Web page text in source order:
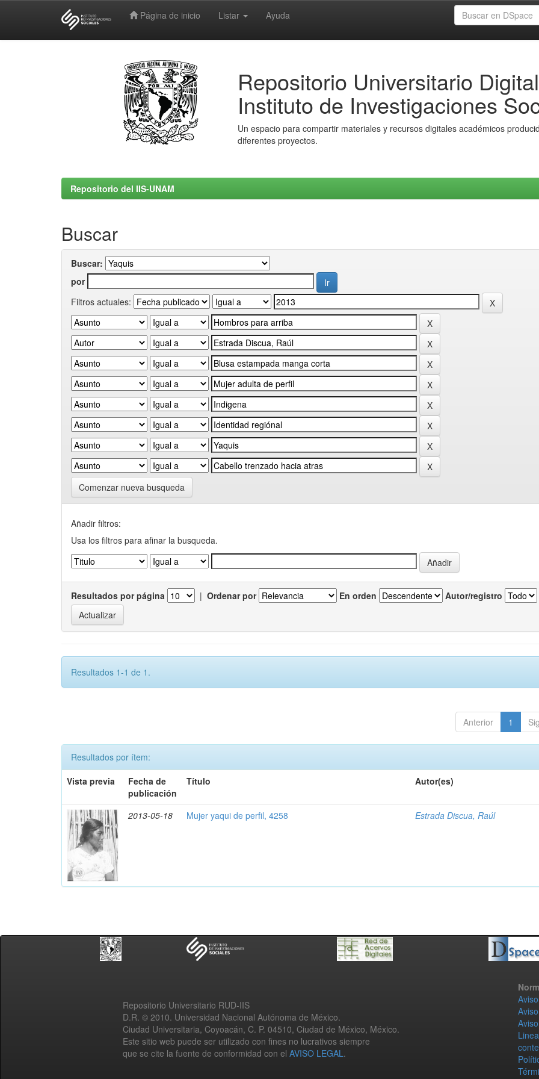
Página de inicio Listar Ayuda
Repositorio Universitario Digital
Instituto de Investigaciones
Un espacio para compartir materiales y recursos digitales académicos
diferentes proyectos.
Repositorio del IIS-UNAM
Buscar
Buscar:
por
Filtros actuales:
Comenzar nueva busqueda
Añadir filtros:
Usa los filtros para afinar la busqueda.
Resultados por página | Ordenar por En orden Autor/registro
Resultados 1-1 de 1.
Anterior 1
Resultados por ítem:
Vista previa
Fecha de
publicación
Título Autor(es)
2013-05-18 Mujer yaqui de perfil, 4258 Estrada Discua, Raúl
Repositorio Universitario RUD-IIS
D.R. © 2010. Universidad Nacional Autónoma de México.
Ciudad Universitaria, Coyoacán, C. P. 04510, Ciudad de México, México.
Este sitio web puede ser utilizado con fines no lucrativos siempre
que se cite la fuente de conformidad con el AVISO LEGAL.